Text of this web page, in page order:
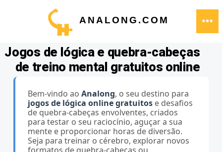
conteúdo
ANALONG.COM
Jogos de lógica e quebra-cabeças
de treino mental gratuitos online
Bem-vindo ao Analong, o seu destino para
jogos de lógica online gratuitose desafios
de quebra-cabeças envolventes, criados
para testar o seu raciocínio, aguçar a sua
mente e proporcionar horas de diversão.
Seja para treinar o cérebro, explorar novos